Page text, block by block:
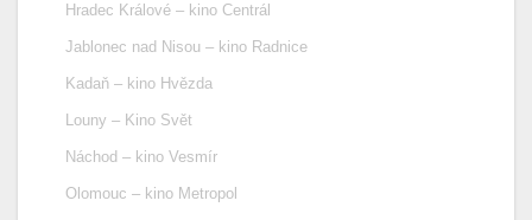
Hradec Králové – kino Centrál
Jablonec nad Nisou – kino Radnice
Kadaň – kino Hvězda
Louny – Kino Svět
Náchod – kino Vesmír
Olomouc – kino Metropol